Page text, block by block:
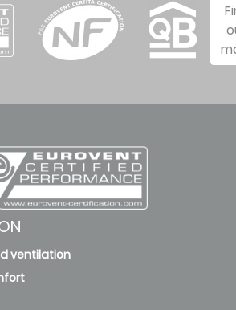
ventilation